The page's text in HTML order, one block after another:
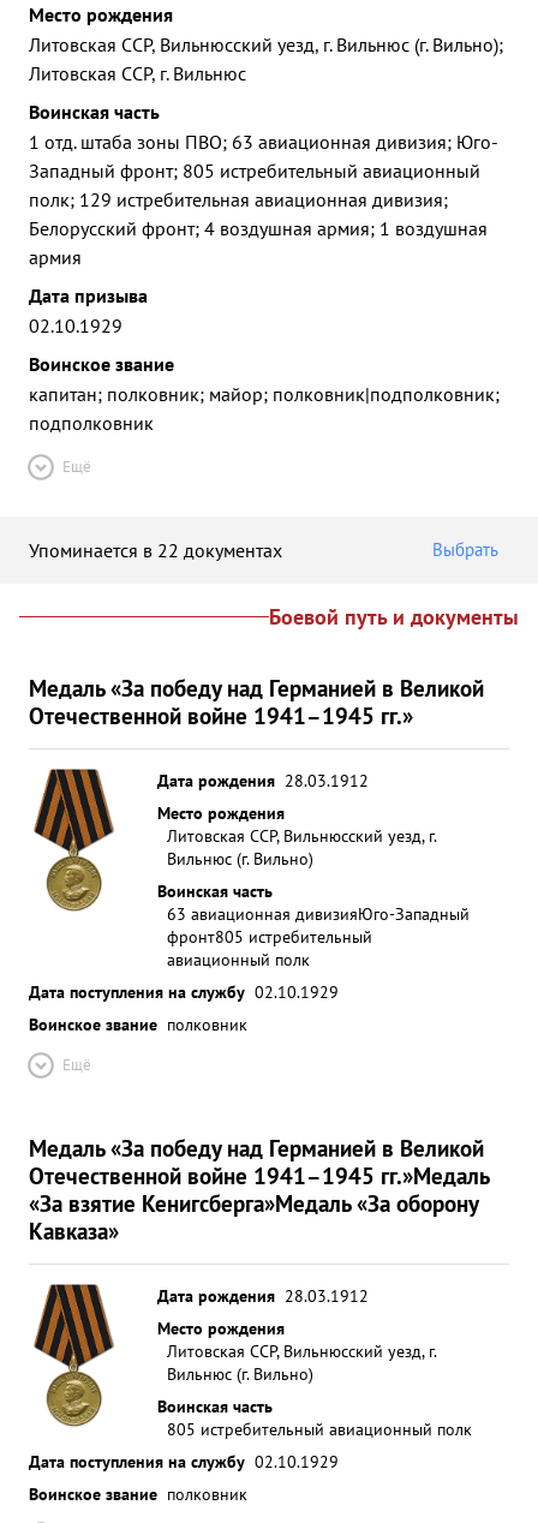
Место рождения
Литовская ССР, Вильнюсский уезд, г. Вильнюс (г. Вильно);
Литовская ССР, г. Вильнюс
Воинская часть
1 отд. штаба зоны ПВО; 63 авиационная дивизия; Юго-
Западный фронт; 805 истребительный авиационный
полк; 129 истребительная авиационная дивизия;
Белорусский фронт; 4 воздушная армия; 1 воздушная
армия
Дата призыва
02.10.1929
Воинское звание
капитан; полковник; майор; полковник|подполковник;
подполковник
Ещё
Упоминается в 22 документах Выбрать
Боевой путь и документы
Медаль «За победу над Германией в Великой
Отечественной войне 1941–1945 гг.»
Дата рождения 28.03.1912
Место рождения
Литовская ССР, Вильнюсский уезд, г.
Вильнюс (г. Вильно)
Воинская часть
63 авиационная дивизияЮго-Западный
фронт805 истребительный
авиационный полк
Дата поступления на службу 02.10.1929
Воинское звание полковник
Ещё
Медаль «За победу над Германией в Великой
Отечественной войне 1941–1945 гг.»Медаль
«За взятие Кенигсберга»Медаль «За оборону
Кавказа»
Дата рождения 28.03.1912
Место рождения
Литовская ССР, Вильнюсский уезд, г.
Вильнюс (г. Вильно)
Воинская часть
805 истребительный авиационный полк
Дата поступления на службу 02.10.1929
Воинское звание полковник